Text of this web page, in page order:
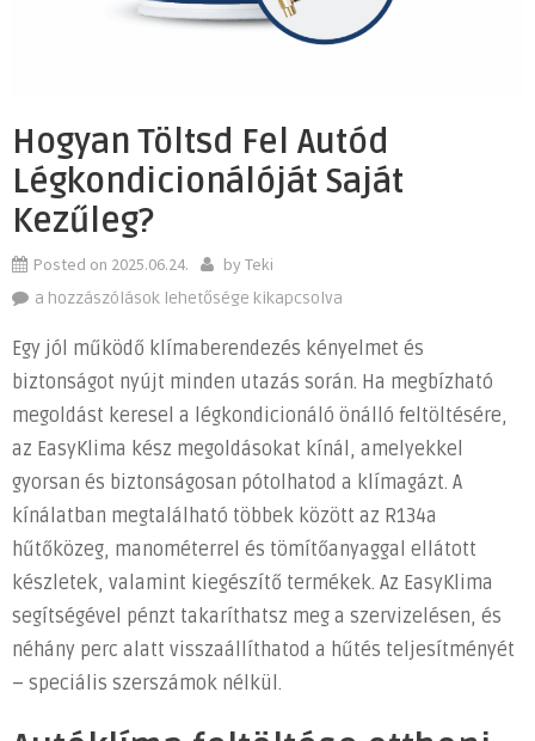
Hogyan Töltsd Fel Autód
Légkondicionálóját Saját
Kezűleg?
Posted on 2025.06.24. by Teki
Hogyan
fel
autód
légkondicionálóját
saját
kezűleg?
bejegyzéshez
a hozzászólások lehetősége kikapcsolva
Egy jól működő klímaberendezés kényelmet és
biztonságot nyújt minden utazás során. Ha megbízható
megoldást keresel a légkondicionáló önálló feltöltésére,
az EasyKlima kész megoldásokat kínál, amelyekkel
gyorsan és biztonságosan pótolhatod a klímagázt. A
kínálatban megtalálható többek között az R134a
hűtőközeg, manométerrel és tömítőanyaggal ellátott
készletek, valamint kiegészítő termékek. Az EasyKlima
segítségével pénzt takaríthatsz meg a szervizelésen, és
néhány perc alatt visszaállíthatod a hűtés teljesítményét
– speciális szerszámok nélkül.